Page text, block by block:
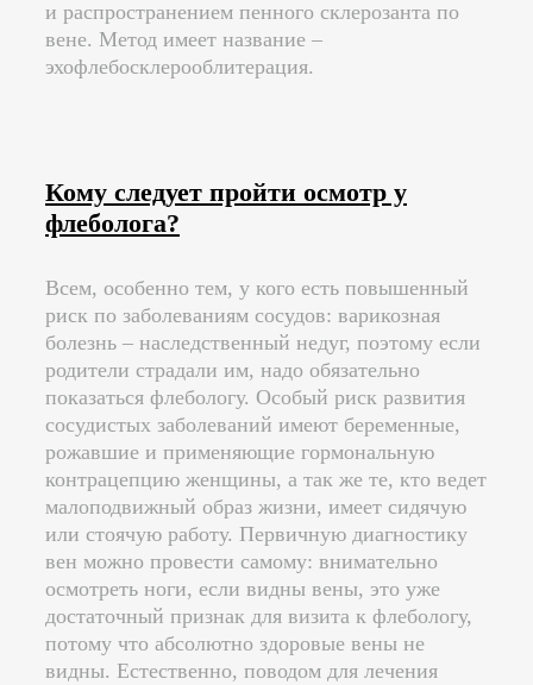
и распространением пенного склерозанта по
вене. Метод имеет название –
эхофлебосклерооблитерация.
Кому следует пройти осмотр у
флеболога?
Всем, особенно тем, у кого есть повышенный
риск по заболеваниям сосудов: варикозная
болезнь – наследственный недуг, поэтому если
родители страдали им, надо обязательно
показаться флебологу. Особый риск развития
сосудистых заболеваний имеют беременные,
рожавшие и применяющие гормональную
контрацепцию женщины, а так же те, кто ведет
малоподвижный образ жизни, имеет сидячую
или стоячую работу. Первичную диагностику
вен можно провести самому: внимательно
осмотреть ноги, если видны вены, это уже
достаточный признак для визита к флебологу,
потому что абсолютно здоровые вены не
видны. Естественно, поводом для лечения